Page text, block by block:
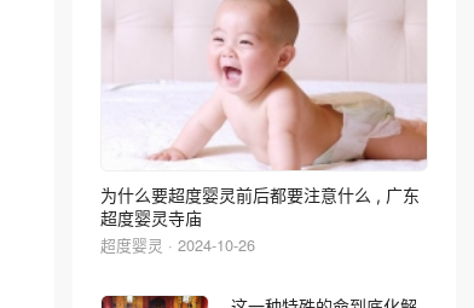
为什么要超度婴灵前后都要注意什么 , 广东
超度婴灵寺庙
超度婴灵 · 2024-10-26